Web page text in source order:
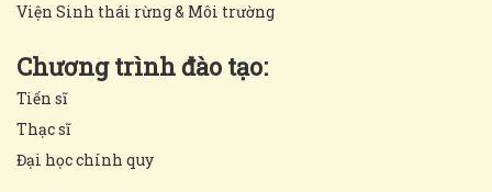
Viện Sinh thái rừng & Môi trường
Chương trình đào tạo:
Tiến sĩ
Thạc sĩ
Đại học chính quy